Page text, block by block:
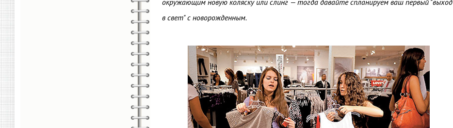
окружающим новую коляску или слинг — тогда давайте спланируем ваш первый "выход
в свет" с новорожденным.